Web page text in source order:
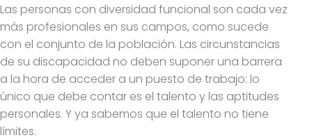
Las personas con diversidad funcional son cada vez
más profesionales en sus campos, como sucede
con el conjunto de la población. Las circunstancias
de su discapacidad no deben suponer una barrera
a la hora de acceder a un puesto de trabajo: lo
único que debe contar es el talento y las aptitudes
personales. Y ya sabemos que el talento no tiene
límites.